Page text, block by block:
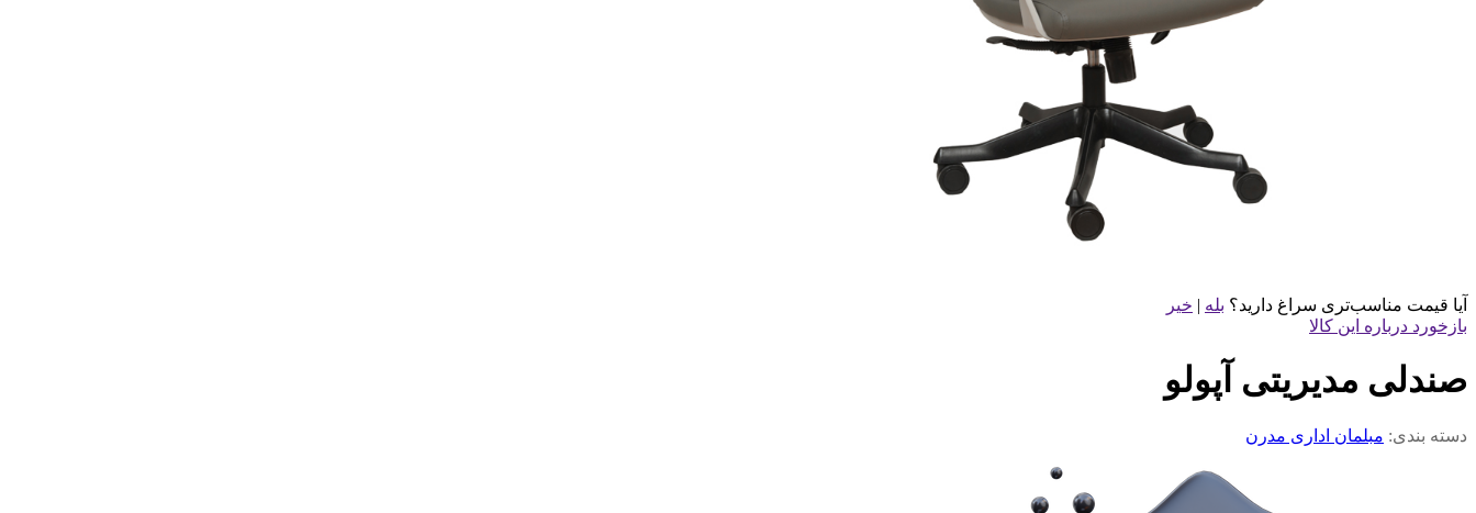
آیا قیمت مناسب‌تری سراغ دارید؟ بله | خیر
بازخورد درباره این کالا
صندلی مدیریتی آپولو
دسته بندی: مبلمان اداری مدرن